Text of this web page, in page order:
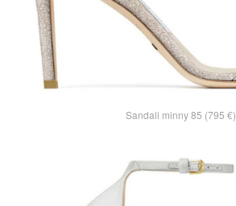
Sandali minny 85 (795 €)